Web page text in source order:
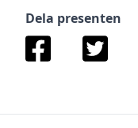
Dela presenten